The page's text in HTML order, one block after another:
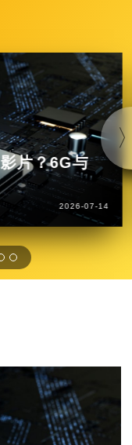
片？6G与
2026-07-14